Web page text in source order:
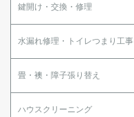
鍵開け・交換・修理
水漏れ修理・トイレつまり工事
畳・襖・障子張り替え
ハウスクリーニング